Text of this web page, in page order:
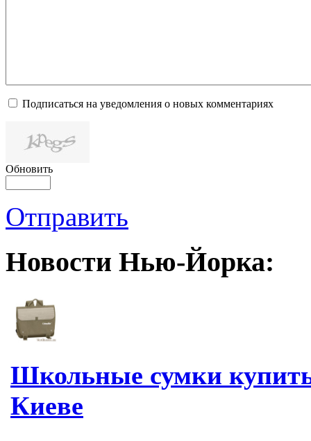
Подписаться на уведомления о новых комментариях
Обновить
Отправить
Новости Нью-Йорка:
Школьные сумки
Киеве